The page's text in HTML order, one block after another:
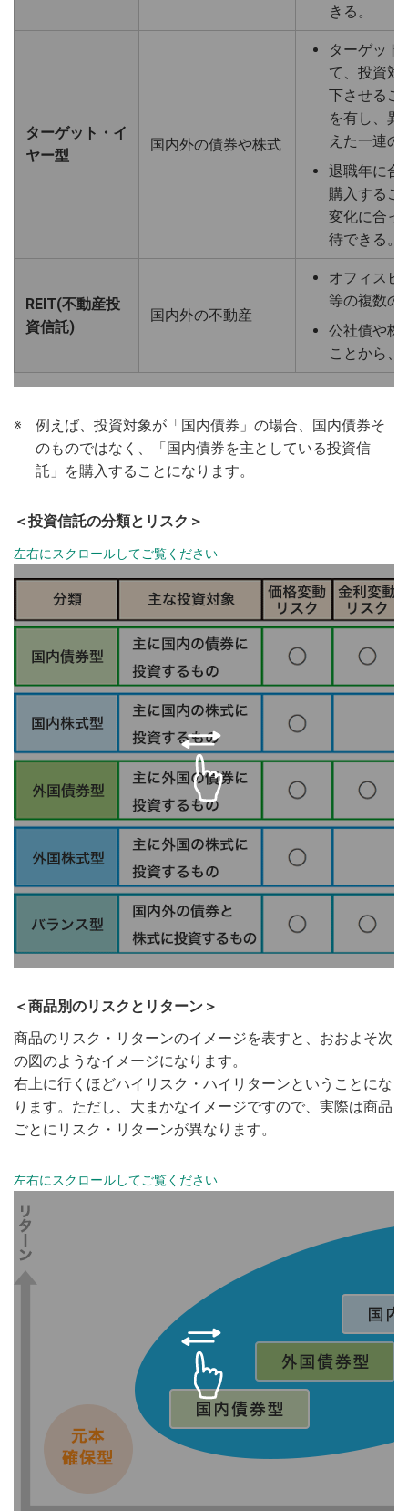
きる。
ターゲット・イ
ヤー型
国内外の債券や株式
ターゲット
て、投資対
下させるこ
を有し、異
えた一連の
退職年に合
購入するこ
変化に合っ
待できる。
REIT(不動産投
資信託)
国内外の不動産
オフィスビ
等の複数の
公社債や株
ことから、
※
例えば、投資対象が「国内債券」の場合、国内債券そ
のものではなく、「国内債券を主としている投資信
託」を購入することになります。
＜投資信託の分類とリスク＞
＜商品別のリスクとリターン＞
商品のリスク・リターンのイメージを表すと、おおよそ次
の図のようなイメージになります。
右上に行くほどハイリスク・ハイリターンということにな
ります。ただし、大まかなイメージですので、実際は商品
ごとにリスク・リターンが異なります。